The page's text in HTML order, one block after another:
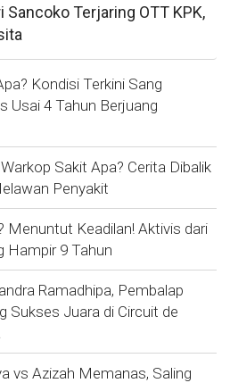
Terjaring OTT KPK,
Kondisi Terkini Sang
Usai 4 Tahun Berjuang
Sakit Apa? Cerita Dibalik
Penyakit
Menuntut Keadilan! Aktivis dari
Hampir 9 Tahun
Ramadhipa, Pembalap
Sukses Juara di Circuit de
vs Azizah Memanas, Saling